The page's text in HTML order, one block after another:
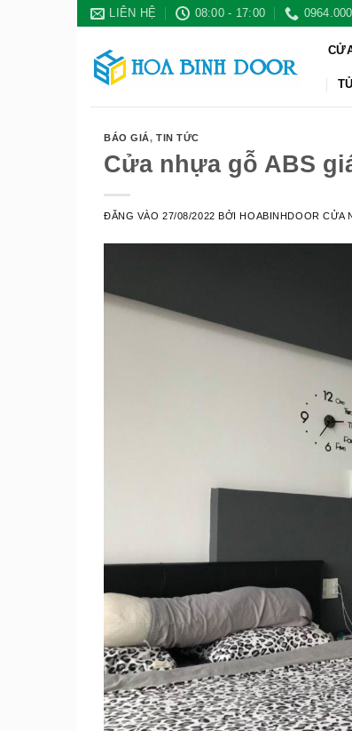
Bỏ
dung
LIÊN HỆ 08:00 - 17:00
BÁO GIÁ,TIN TỨC
Cửa nhựa gỗ ABS
ĐĂNG VÀO27/08/2022 BỞIHOABINHDOOR CỬA